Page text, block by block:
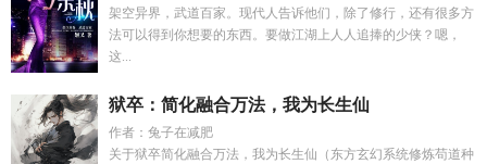
架空异界，武道百家。现代人告诉他们，除了修行，还有很多方
法可以得到你想要的东西。要做江湖上人人追捧的少侠？嗯，
这...
狱卒：简化融合万法，我为长生仙
作者：兔子在减肥
关于狱卒简化融合万法，我为长生仙（东方玄幻系统修炼苟道种